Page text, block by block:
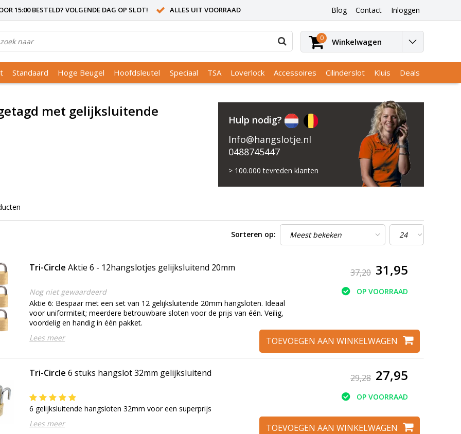
15:00 BESTELD? VOLGENDE DAG OP SLOT! ALLES UIT VOORRAAD Blog Contact Inloggen
0 Winkelwagen
Standaard Hoge Beugel Hoofdsleutel Speciaal TSA Loverlock Accessoires Cilinderslot Kluis Deals
met gelijksluitende
Hulp nodig?
Info@hangslotje.nl
0488745447
> 100.000 tevreden klanten
Sorteren op:
Tri-Circle Aktie 6 - 12hangslotjes gelijksluitend 20mm
Nog niet gewaardeerd
Aktie 6: Bespaar met een set van 12 gelijksluitende 20mm hangsloten. Ideaal
voor uniformiteit; meerdere betrouwbare sloten voor de prijs van één. Veilig,
voordelig en handig in één pakket.
Lees meer
37,20 31,95
OP VOORRAAD
TOEVOEGEN AAN WINKELWAGEN
Tri-Circle 6 stuks hangslot 32mm gelijksluitend
6 gelijksluitende hangsloten 32mm voor een superprijs
Lees meer
29,28 27,95
OP VOORRAAD
TOEVOEGEN AAN WINKELWAGEN